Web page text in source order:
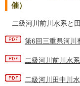
催）
二級河川前川水系と
第6回三重県河川
二級河川前川水
二級河川田中川